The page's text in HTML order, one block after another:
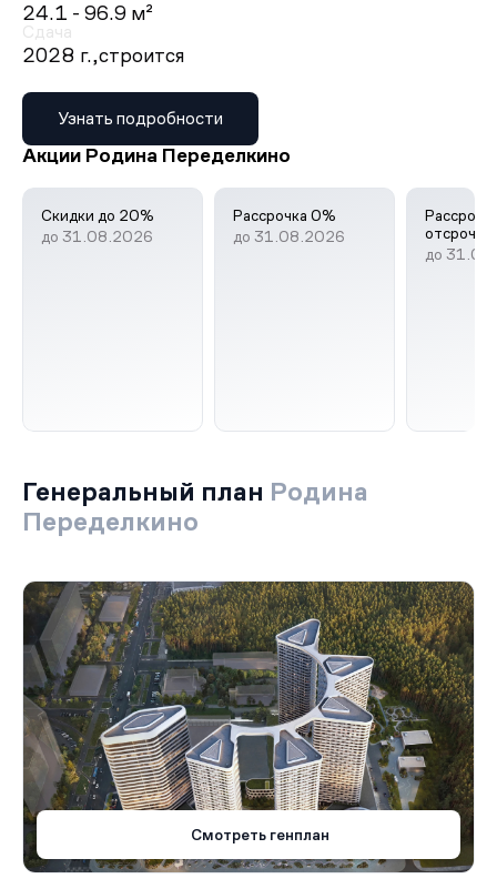
24.1 - 96.9 м²
Сдача
2028 г.,строится
Узнать подробности
Акции Родина Переделкино
Скидки до 20%
до 31.08.2026
Рассрочка 0%
до 31.08.2026
до
Генеральный план Родина
Переделкино
Смотреть генплан